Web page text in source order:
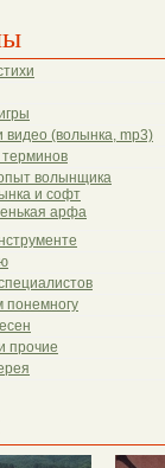
видео (волынка, mp3)
волынщика
и софт
арфа
понемногу
прочие